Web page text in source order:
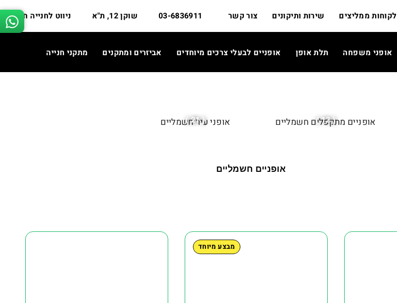
לקוחות ממליצים שירות ותיקונים צור קשר 03-6836911 שוקן 12, ת"א ניווט לחנייה חינם
אופני משפחה תלת אופן אופניים לבעלי צרכים מיוחדים אביזרים ומתקנים מתקני חנייה
( 12 )
אופניים מתקפלים חשמליים ( 21 )
אופני עיר חשמליים
אופניים חשמליים
מבצע מיוחד